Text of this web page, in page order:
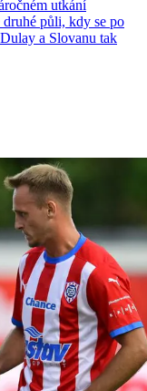
utkání
půli, kdy se po
a Slovanu tak